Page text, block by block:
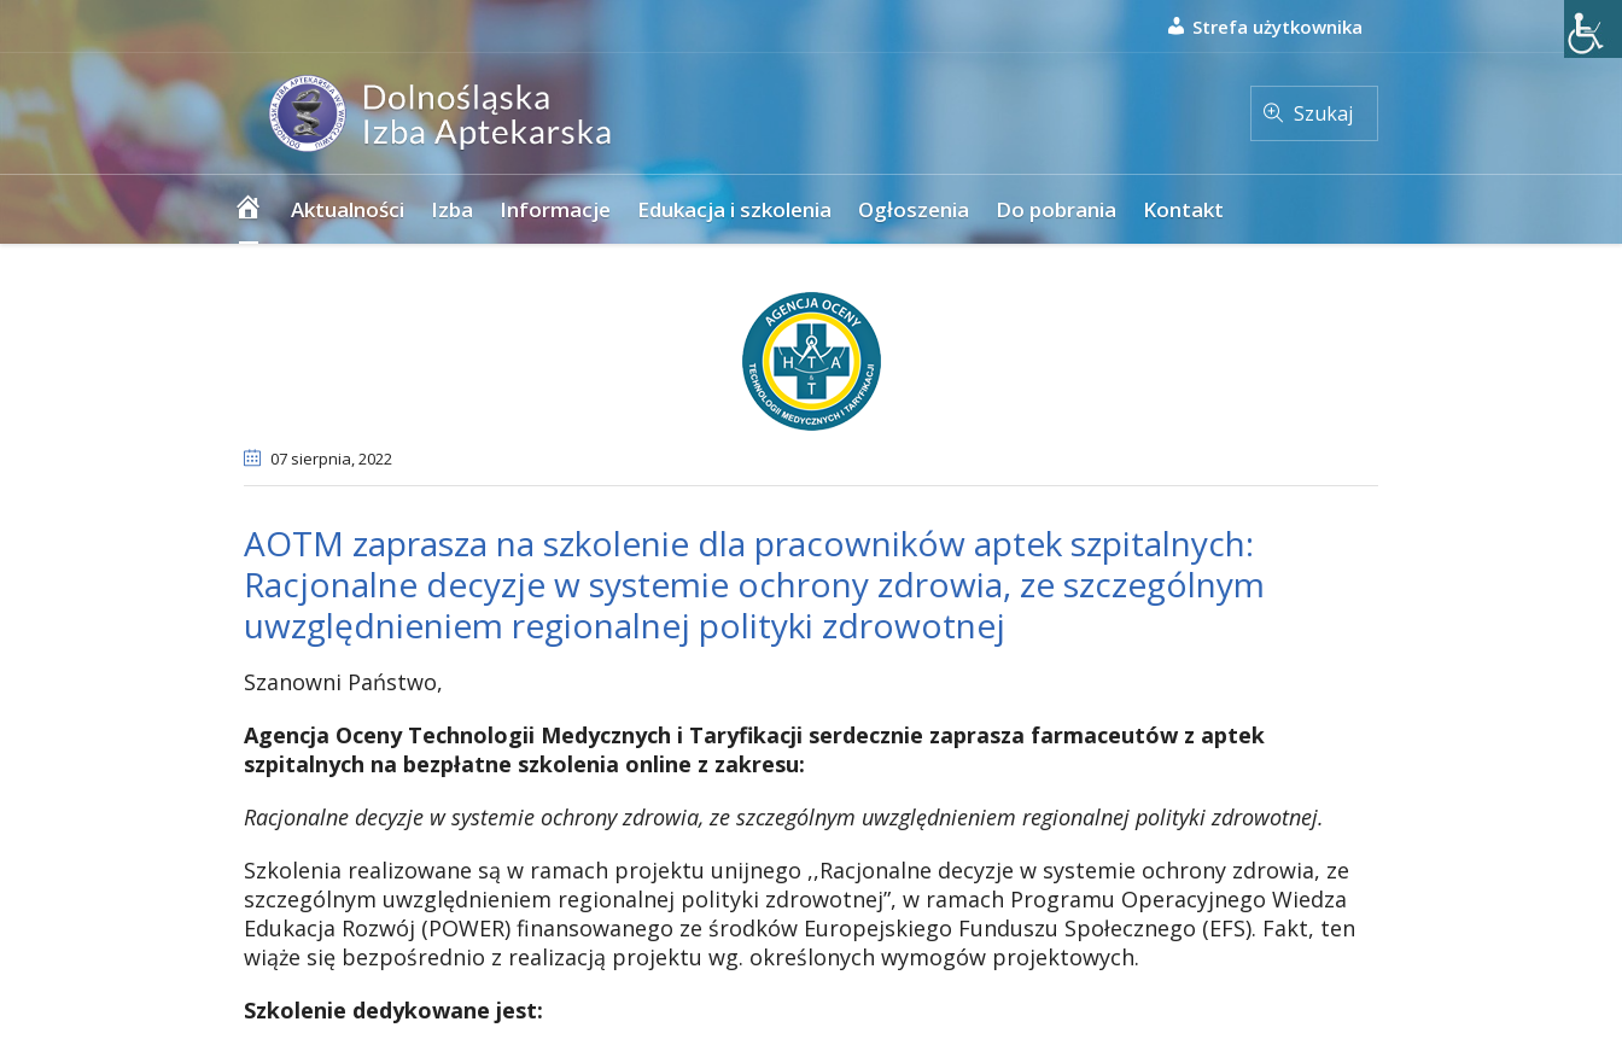
Strefa użytkownika
Szukaj
Strona
główna
Aktualności Izba Informacje Edukacja i szkolenia Ogłoszenia Do pobrania Kontakt
07 sierpnia, 2022
AOTM zaprasza na szkolenie dla pracowników aptek szpitalnych:
Racjonalne decyzje w systemie ochrony zdrowia, ze szczególnym
uwzględnieniem regionalnej polityki zdrowotnej
Szanowni Państwo,
Agencja Oceny Technologii Medycznych i Taryfikacji serdecznie zaprasza farmaceutów z aptek
szpitalnych na bezpłatne szkolenia online z zakresu:
Racjonalne decyzje w systemie ochrony zdrowia, ze szczególnym uwzględnieniem regionalnej polityki zdrowotnej.
Szkolenia realizowane są w ramach projektu unijnego ,,Racjonalne decyzje w systemie ochrony zdrowia, ze
szczególnym uwzględnieniem regionalnej polityki zdrowotnej”, w ramach Programu Operacyjnego Wiedza
Edukacja Rozwój (POWER) finansowanego ze środków Europejskiego Funduszu Społecznego (EFS). Fakt, ten
wiąże się bezpośrednio z realizacją projektu wg. określonych wymogów projektowych.
Szkolenie dedykowane jest: